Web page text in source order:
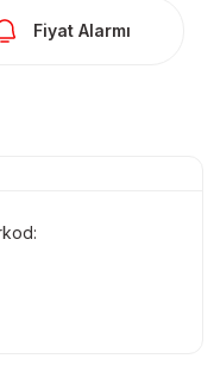
Fiyat Alarmı